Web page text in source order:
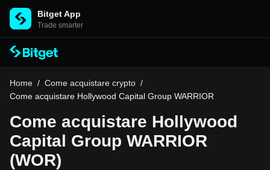
Bitget App
Trade smarter
Home / Come acquistare crypto /
Come acquistare Hollywood Capital Group WARRIOR
Come acquistare Hollywood
Capital Group WARRIOR
(WOR)